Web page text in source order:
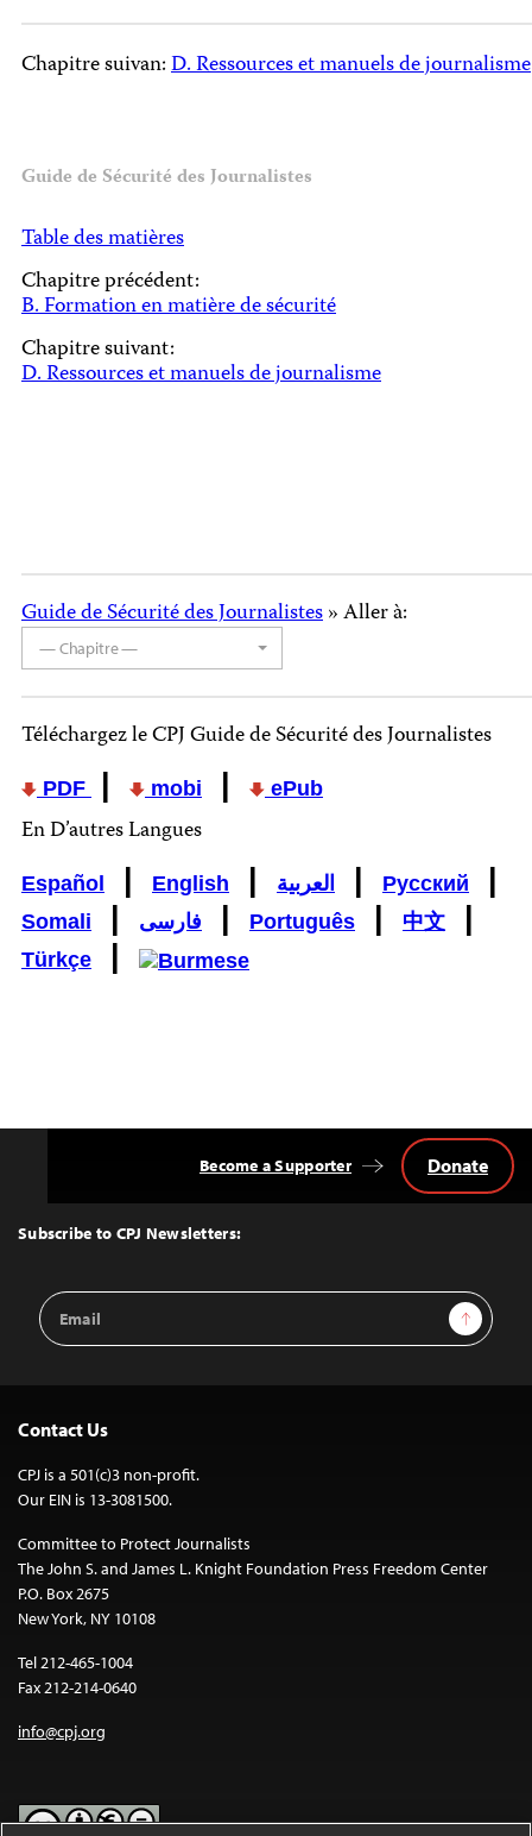
Chapitre suivan:D. Ressources et manuels de journalisme
Guide de Sécurité des Journalistes
Table des matières
Chapitre précédent:
B. Formation en matière de sécurité
Chapitre suivant:
D. Ressources et manuels de journalisme
Guide de Sécurité des Journalistes» Aller à:
— Chapitre —
Téléchargez le CPJ Guide de Sécurité des Journalistes
PDF mobi ePub
En D’autres Langues
Español English العربية Русский
Somali فارسی Português 中文
Türkçe
Top
Subscribe to CPJ Newsletters:
Email
Address
Sign Up
Become a Supporter Donate
Contact Us
CPJ is a 501(c)3 non-profit.
Our EIN is 13-3081500.
Committee to Protect Journalists
The John S. and James L. Knight Foundation Press Freedom Center
P.O. Box 2675
New York, NY 10108
Tel 212-465-1004
Fax 212-214-0640
info@cpj.org